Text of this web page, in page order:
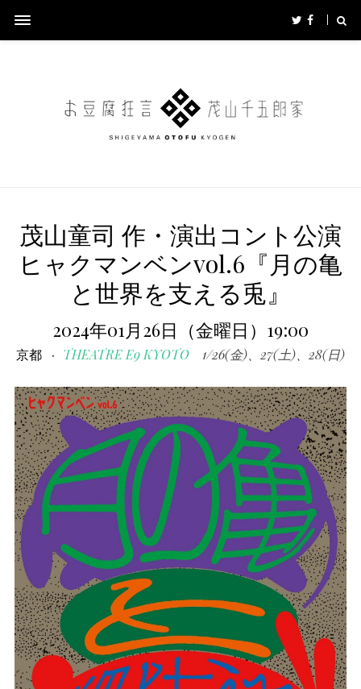
茂山童司 作・演出コント公演
ヒャクマンベンvol.6『月の亀
と世界を支える兎』
2024年01月26日（金曜日）19:00
京都 THEATRE E9 KYOTO 1/26(金)、27(土)、28(日)